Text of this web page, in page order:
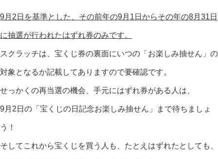
9月2日を基準とした、その前年の9月1日からその年の8月31日
に抽選が行われたはずれ券のみです。
スクラッチは、宝くじ券の裏面にいつの「お楽しみ抽せん」の
対象となるか記載してありますので要確認です。
せっかくの再当選の機会、手元にはずれ券がある人は、
9月2日の「宝くじの日記念お楽しみ抽せん」まで待ちましょ
う！
そしてこれから宝くじを買う人も、たとえはずれたとしても、